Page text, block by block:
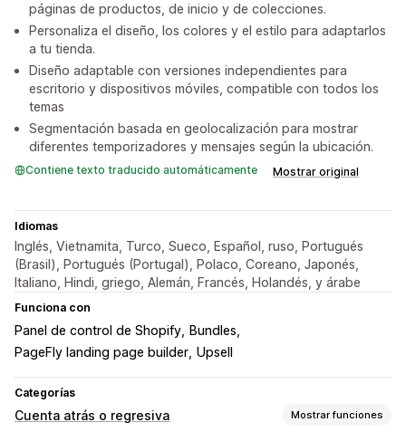
páginas de productos, de inicio y de colecciones.
Personaliza el diseño, los colores y el estilo para adaptarlos
a tu tienda.
Diseño adaptable con versiones independientes para
escritorio y dispositivos móviles, compatible con todos los
temas
Segmentación basada en geolocalización para mostrar
diferentes temporizadores y mensajes según la ubicación.
Contiene texto traducido automáticamente Mostrar original
Idiomas
Inglés, Vietnamita, Turco, Sueco, Español, ruso, Portugués
(Brasil), Portugués (Portugal), Polaco, Coreano, Japonés,
Italiano, Hindi, griego, Alemán, Francés, Holandés, y árabe
Funciona con
Panel de control de Shopify
Bundles
PageFly landing page builder Upsell
Categorías
Cuenta atrás o regresiva Mostrar funciones